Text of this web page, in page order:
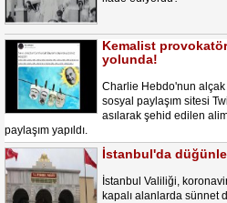
Kemalist
yolunda!
Charlie Hebdo'nun
sosyal paylaşım sitesi
asılarak şehid edilen
paylaşım yapıldı.
İstanbul'da
İstanbul Valiliği,
kapalı alanlarda sünnet